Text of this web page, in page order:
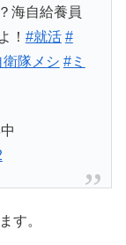
海自給養員
！ #就活 #
衛隊メシ #ミ
す。